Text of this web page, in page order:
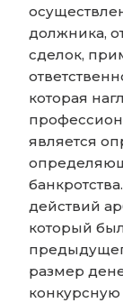
должника,
сделок,
которая
является
действий
который
размер
конкурсную